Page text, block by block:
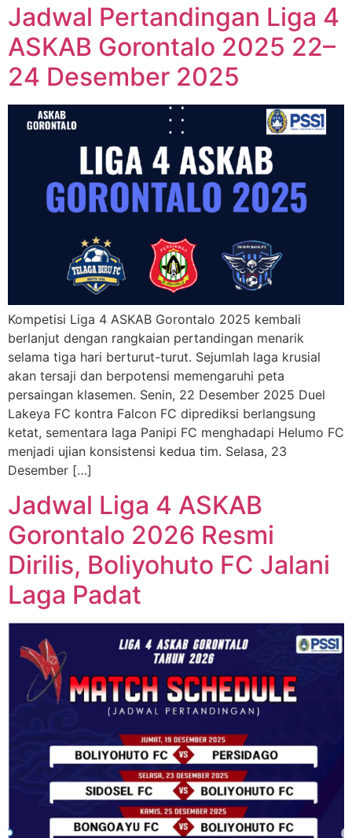
Jadwal Pertandingan Liga 4
ASKAB Gorontalo 2025 22–
24 Desember 2025
Kompetisi Liga 4 ASKAB Gorontalo 2025 kembali
berlanjut dengan rangkaian pertandingan menarik
selama tiga hari berturut-turut. Sejumlah laga krusial
akan tersaji dan berpotensi memengaruhi peta
persaingan klasemen. Senin, 22 Desember 2025 Duel
Lakeya FC kontra Falcon FC diprediksi berlangsung
ketat, sementara laga Panipi FC menghadapi Helumo FC
menjadi ujian konsistensi kedua tim. Selasa, 23
Desember […]
Jadwal Liga 4 ASKAB
Gorontalo 2026 Resmi
Dirilis, Boliyohuto FC Jalani
Laga Padat